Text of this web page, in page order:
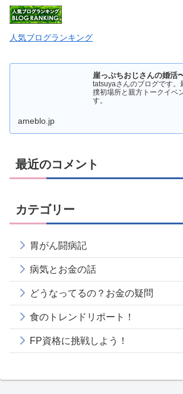
人気ブログランキング
崖っぷちおじさんの婚活
tatsuyaさんのブログです。
撲初場所と親方トークイベ
す。
ameblo.jp
最近のコメント
カテゴリー
胃がん闘病記
病気とお金の話
どうなってるの？お金の疑問
食のトレンドリポート！
FP資格に挑戦しよう！